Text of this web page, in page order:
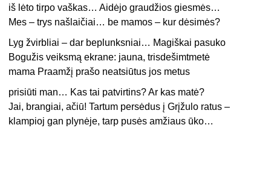
iš lėto tirpo vaškas… Aidėjo graudžios giesmės…
Mes – trys našlaičiai… be mamos – kur dėsimės?
Lyg žvirbliai – dar beplunksniai… Magiškai pasuko
Bogužis veiksmą ekrane: jauna, trisdešimtmetė
mama Praamžį prašo neatsiūtus jos metus
prisiūti man… Kas tai patvirtins? Ar kas matė?
Jai, brangiai, ačiū! Tartum persėdus į Grįžulo ratus –
klampioj gan plynėje, tarp pusės amžiaus ūko…